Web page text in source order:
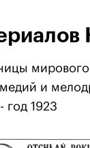
и
год 1923